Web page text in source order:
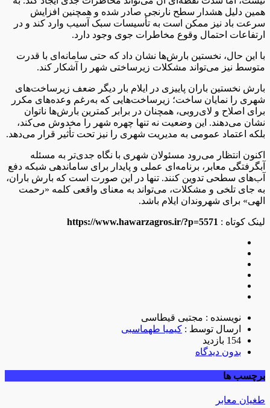
همین دلیل هشدار سطح نارنجی صادر شده و همچنین افزایش
سرعت باد نیز ممکن است به تأسیسات سبک آسیب وارد کند و در
ارتفاعات احتمال وقوع مخاطرات جوی وجود دارد.
با این حال، نخستین بارش‌ها نشان داد که حتی سامانه‌ای با قدرت
متوسط نیز می‌تواند مشکلات زیرساختی شهر را آشکار کند.
بارش نخستین باران پاییزی در ایلام بار دیگر ضعف زیرساخت‌های
شهری را نمایان ساخت؛ زیرساخت‌هایی که به‌رغم وعده‌های مکرر
برای اصلاح و لای‌روبی، همچنان در برابر کمترین بارش‌ها ناتوان
نشان می‌دهند. این وضعیت نه تنها چهره شهر را مخدوش می‌کند،
بلکه اعتماد عمومی به مدیریت شهری را نیز تحت تأثیر قرار می‌دهد.
اکنون انتظار می‌رود مسئولان شهری با نگاه جدی‌تر به مسئله
آبگرفتگی معابر، برنامه‌ای عملی و پایدار برای ساماندهی شبکه دفع
آب‌های سطحی تدوین کنند. تنها در این صورت است که بارش باران،
به جای تلخی و مشکلات، می‌تواند به معنای واقعی کلمه «رحمت
الهی» برای شهروندان ایلام باشد.
لینک کوتاه : https://www.hawarzagros.ir/?p=5571
نویسنده : مجتبی قیطاسی
ارسال توسط : کیمیا طهماسبی
154 بازدید
بدون دیدگاه
برچسب ها
طغیان معابر